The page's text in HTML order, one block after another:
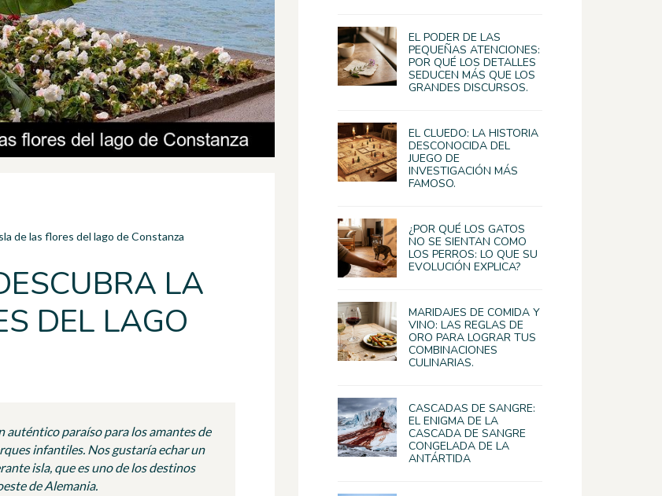
de las flores del lago de Constanza
LA
DEL LAGO
auténtico paraíso para los amantes de
infantiles. Nos gustaría echar un
isla, que es uno de los destinos
de Alemania.
EL PODER DE LAS
PEQUEÑAS ATENCIONES:
POR QUÉ LOS DETALLES
SEDUCEN MÁS QUE LOS
GRANDES DISCURSOS.
EL CLUEDO: LA HISTORIA
DESCONOCIDA DEL
JUEGO DE
INVESTIGACIÓN MÁS
FAMOSO.
¿POR QUÉ LOS GATOS
NO SE SIENTAN COMO
LOS PERROS: LO QUE SU
EVOLUCIÓN EXPLICA?
MARIDAJES DE COMIDA Y
VINO: LAS REGLAS DE
ORO PARA LOGRAR TUS
COMBINACIONES
CULINARIAS.
CASCADAS DE SANGRE:
EL ENIGMA DE LA
CASCADA DE SANGRE
CONGELADA DE LA
ANTÁRTIDA